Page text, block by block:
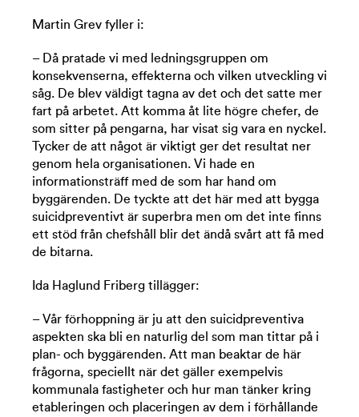
Martin Grev fyller i:
– Då pratade vi med ledningsgruppen om
konsekvenserna, effekterna och vilken utveckling vi
såg. De blev väldigt tagna av det och det satte mer
fart på arbetet. Att komma åt lite högre chefer, de
som sitter på pengarna, har visat sig vara en nyckel.
Tycker de att något är viktigt ger det resultat ner
genom hela organisationen. Vi hade en
informationsträff med de som har hand om
byggärenden. De tyckte att det här med att bygga
suicidpreventivt är superbra men om det inte finns
ett stöd från chefshåll blir det ändå svårt att få med
de bitarna.
Ida Haglund Friberg tillägger:
– Vår förhoppning är ju att den suicidpreventiva
aspekten ska bli en naturlig del som man tittar på i
plan- och byggärenden. Att man beaktar de här
frågorna, speciellt när det gäller exempelvis
kommunala fastigheter och hur man tänker kring
etableringen och placeringen av dem i förhållande